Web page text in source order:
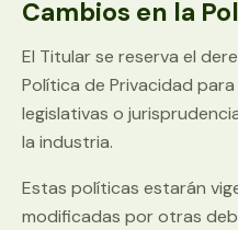
Cambios en la
El Titular se reserva el
Política de Privacidad
legislativas o
la industria.
Estas políticas estarán
modificadas por otras